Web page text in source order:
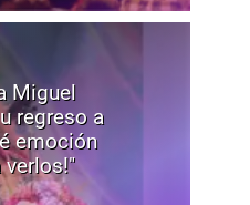
Miguel
regreso a
emoción
verlos!"